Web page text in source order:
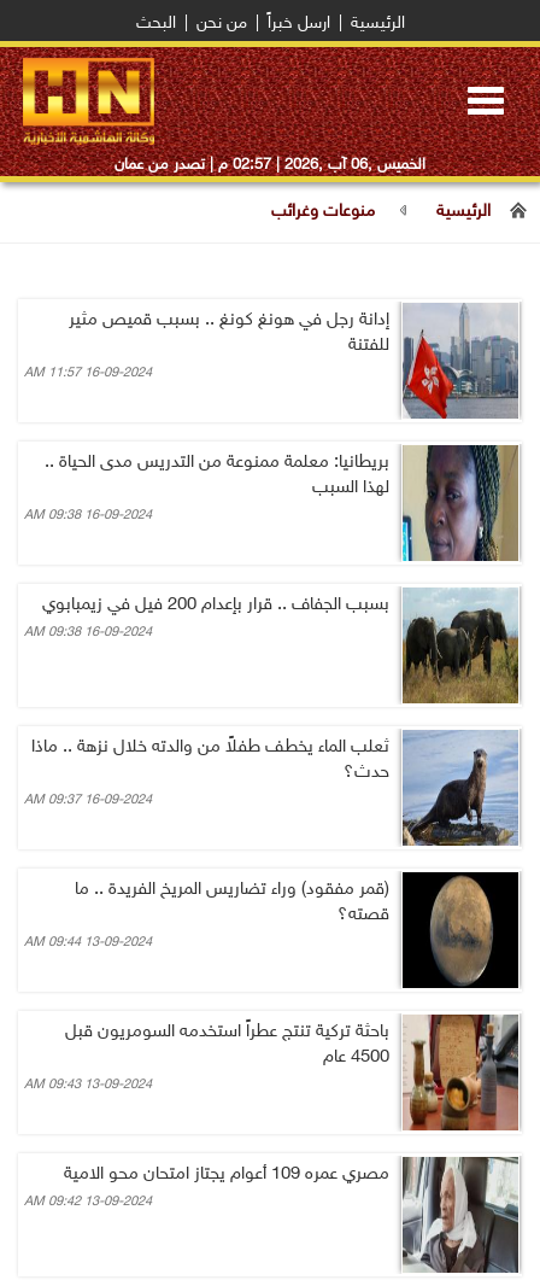
الرئيسية ارسل خبراً من نحن البحث
Toggle
navigation
الخميس ,06 آب ,2026 | 02:57 م | تصدر من عمان
الرئيسية منوعات وغرائب
إدانة رجل في هونغ كونغ .. بسبب قميص مثير
للفتنة
16-09-2024 11:57 AM
بريطانيا: معلمة ممنوعة من التدريس مدى الحياة ..
لهذا السبب
16-09-2024 09:38 AM
بسبب الجفاف .. قرار بإعدام 200 فيل في زيمبابوي
16-09-2024 09:38 AM
ثعلب الماء يخطف طفلاً من والدته خلال نزهة .. ماذا
حدث؟
16-09-2024 09:37 AM
(قمر مفقود) وراء تضاريس المريخ الفريدة .. ما
قصته؟
13-09-2024 09:44 AM
باحثة تركية تنتج عطراً استخدمه السومريون قبل
4500 عام‎
13-09-2024 09:43 AM
مصري عمره 109 أعوام يجتاز امتحان محو الامية
13-09-2024 09:42 AM